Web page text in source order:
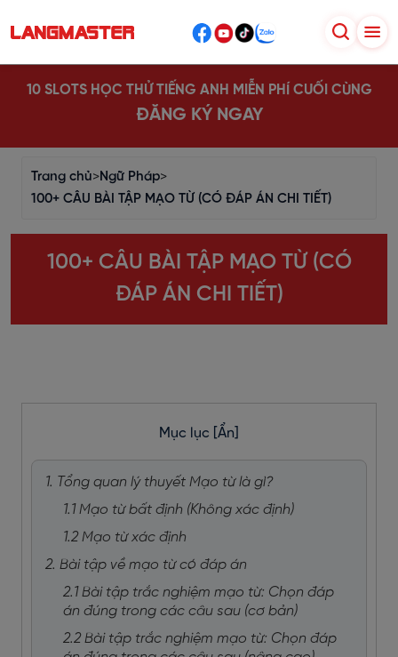
10 SLOTS HỌC THỬ TIẾNG ANH MIỄN PHÍ CUỐI CÙNG
ĐĂNG KÝ NGAY
Trang chủ>Ngữ Pháp>
100+ CÂU BÀI TẬP MẠO TỪ (CÓ ĐÁP ÁN CHI TIẾT)
100+ CÂU BÀI TẬP MẠO TỪ (CÓ
ĐÁP ÁN CHI TIẾT)
Mục lục [Ẩn]
1. Tổng quan lý thuyết Mạo từ là gì?
1.1 Mạo từ bất định (Không xác định)
1.2 Mạo từ xác định
2. Bài tập về mạo từ có đáp án
2.1 Bài tập trắc nghiệm mạo từ: Chọn đáp
án đúng trong các câu sau (cơ bản)
2.2 Bài tập trắc nghiệm mạo từ: Chọn đáp